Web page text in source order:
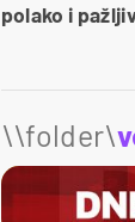
polako i
\\folder\